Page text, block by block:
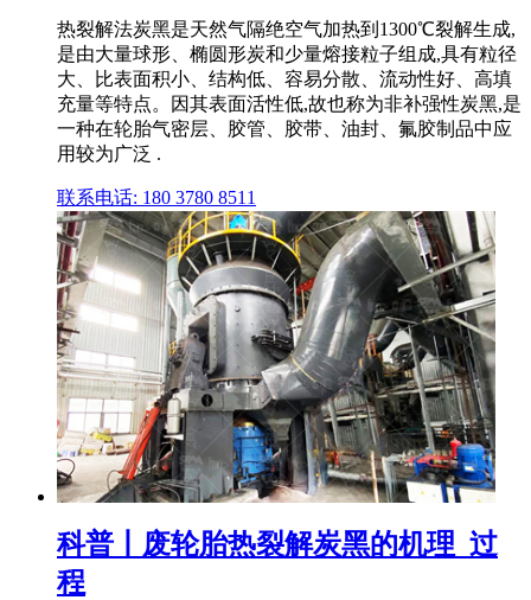
热裂解法炭黑是天然气隔绝空气加热到1300℃裂解生成,
是由大量球形、椭圆形炭和少量熔接粒子组成,具有粒径
大、比表面积小、结构低、容易分散、流动性好、高填
充量等特点。因其表面活性低,故也称为非补强性炭黑,是
一种在轮胎气密层、胶管、胶带、油封、氟胶制品中应
用较为广泛 .
联系电话: 180 3780 8511
科普丨废轮胎热裂解炭黑的机理_过
程